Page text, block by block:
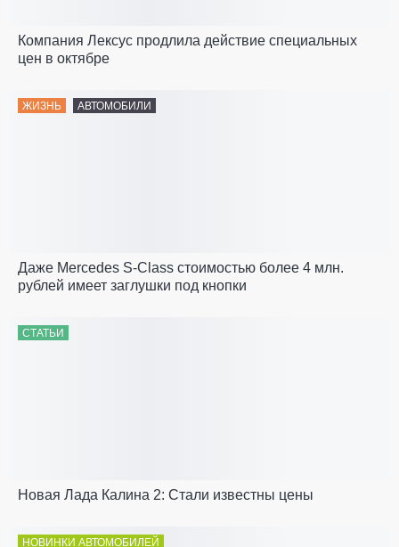
Компания Лексус продлила действие специальных
цен в октябре
ЖИЗНЬ АВТОМОБИЛИ
Даже Mercedes S-Class стоимостью более 4 млн.
рублей имеет заглушки под кнопки
СТАТЬИ
Новая Лада Калина 2: Стали известны цены
НОВИНКИ АВТОМОБИЛЕЙ